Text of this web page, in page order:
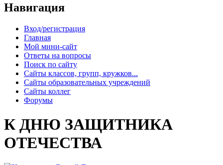
Навигация
Вход/регистрация
Главная
Мой мини-сайт
Ответы на вопросы
Поиск по сайту
Сайты классов, групп, кружков...
Сайты образовательных учреждений
Сайты коллег
Форумы
К ДНЮ ЗАЩИТНИКА
ОТЕЧЕСТВА